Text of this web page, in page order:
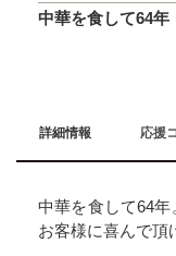
中華を食して64年
詳細情報 応援
中華を食して64
お客様に喜んで頂